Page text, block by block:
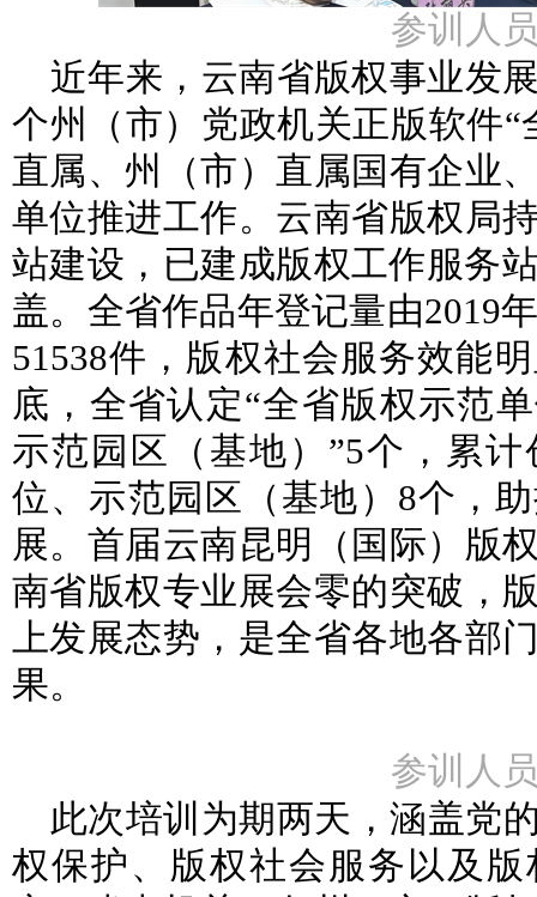
参训人
近年来，云南省版权事业发
个州（市）党政机关正版软件“
直属、州（市）直属国有企业
单位推进工作。云南省版权局
站建设，已建成版权工作服务
盖。全省作品年登记量由2019
51538件，版权社会服务效能
底，全省认定“全省版权示范
示范园区（基地）”5个，累
位、示范园区（基地）8个，
展。首届云南昆明（国际）版
南省版权专业展会零的突破，
上发展态势，是全省各地各部
果。
参训人
此次培训为期两天，涵盖党
权保护、版权社会服务以及